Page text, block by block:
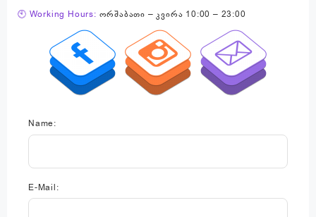
🕙 Working Hours: ორშაბათი – კვირა 10:00 – 23:00
Name:
E-Mail: